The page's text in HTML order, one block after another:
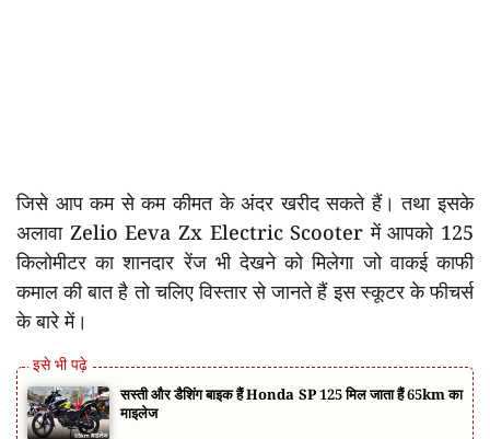
जिसे आप कम से कम कीमत के अंदर खरीद सकते हैं। तथा इसके
अलावा Zelio Eeva Zx Electric Scooter में आपको 125
किलोमीटर का शानदार रेंज भी देखने को मिलेगा जो वाकई काफी
कमाल की बात है तो चलिए विस्तार से जानते हैं इस स्कूटर के फीचर्स
के बारे में।
सस्ती और डैशिंग बाइक हैं Honda SP 125 मिल जाता हैं 65km का
माइलेज